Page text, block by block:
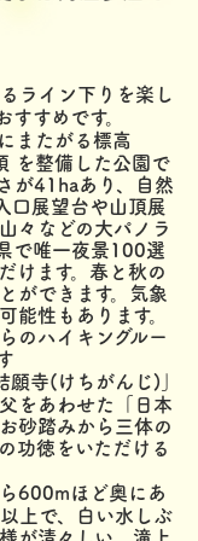
ライン下りを楽し
すめです。
またがる標高
を整備した公園で
が41haあり、自然
口展望台や山頂展
々などの大パノラ
で唯一夜景100選
けます。春と秋の
ができます。気象
能性もあります。
のハイキングルー
願寺(けちがんじ)」
をあわせた「日本
砂踏みから三体の
功徳をいただける
600mほど奥にあ
上で、白い水しぶ
が清々しい。滝上